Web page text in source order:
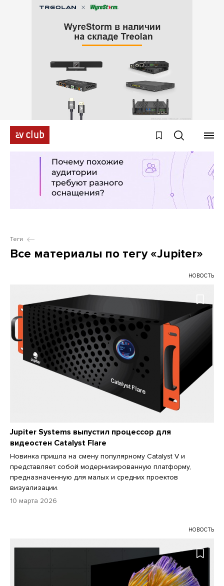
Теги
Все материалы по тегу «Jupiter»
НОВОСТЬ
Jupiter Systems выпустил процессор для
видеостен Catalyst Flare
Новинка пришла на смену популярному Catalyst V и
представляет собой модернизированную платформу,
предназначенную для малых и средних проектов
визуализации.
10 марта 2026
НОВОСТЬ